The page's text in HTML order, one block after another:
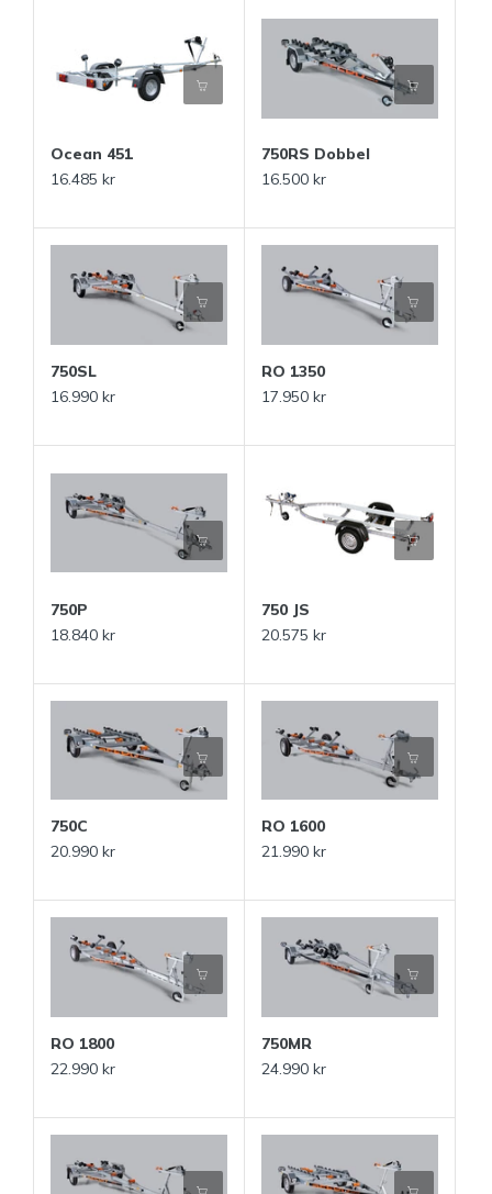
Ocean 451
16.485 kr
750RS Dobbel
16.500 kr
750SL
16.990 kr
RO 1350
17.950 kr
750P
18.840 kr
750 JS
20.575 kr
750C
20.990 kr
RO 1600
21.990 kr
RO 1800
22.990 kr
750MR
24.990 kr